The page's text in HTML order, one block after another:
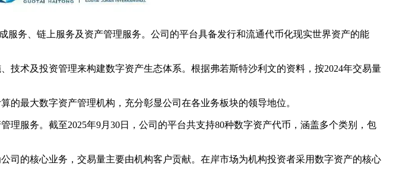
务、链上服务及资产管理服务。公司的平台具备发行和流通代币化现实世界资产的能
术及投资管理来构建数字资产生态体系。根据弗若斯特沙利文的资料，按2024年交易量
最大数字资产管理机构，充分彰显公司在各业务板块的领导地位。
服务。截至2025年9月30日，公司的平台共支持80种数字资产代币，涵盖多个类别，包
司的核心业务，交易量主要由机构客户贡献。在岸市场为机构投资者采用数字资产的核心